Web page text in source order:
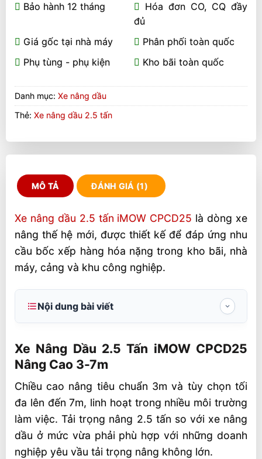
Bảo hành 12 tháng
Hóa đơn CO, CQ đầy
đủ
Giá gốc tại nhà máy
Phân phối toàn quốc
Phụ tùng - phụ kiện
Kho bãi toàn quốc
Danh mục: Xe nâng dầu
Thẻ: Xe nâng dầu 2.5 tấn
MÔ TẢ ĐÁNH GIÁ (1)
Xe nâng dầu 2.5 tấn iMOW CPCD25 là dòng xe
nâng thế hệ mới, được thiết kế để đáp ứng nhu
cầu bốc xếp hàng hóa nặng trong kho bãi, nhà
máy, cảng và khu công nghiệp.
Nội dung bài viết
Cao 3-7m
Bảng thông số kỹ thuật xe nâng dầu 2.5
tấn iMOW CPCD25
Ứng dụng của xe nâng CPCD25
Động cơ Isuzu và Mitsubishi – Nhật Bản
Động cơ Xinchai
Xe Nâng Dầu 2.5 Tấn iMOW CPCD25
Nâng Cao 3-7m
Chiều cao nâng tiêu chuẩn 3m và tùy chọn tối
đa lên đến 7m, linh hoạt trong nhiều môi trường
làm việc. Tải trọng nâng 2.5 tấn so với xe nâng
dầu ở mức vừa phải phù hợp với những doanh
nghiệp yêu vầu tải trọng nâng không lớn.